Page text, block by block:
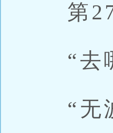
第
“去
“无